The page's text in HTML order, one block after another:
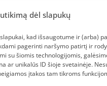
dėl slapukų
kad išsaugotume ir (arba)
pagerinti naršymo patirtį ir
su šiomis technologijomis,
ar unikalūs ID šioje svetainėje.
įtakos tam tikroms
HEROJAMS PRISTATYMAS